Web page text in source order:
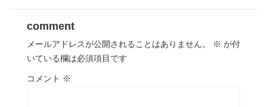
comment
メールアドレスが公開されることはありません。 ※ が付
いている欄は必須項目です
コメント ※